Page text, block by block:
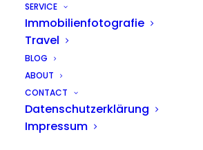
SERVICE
Immobilienfotografie
Travel
BLOG
ABOUT
CONTACT
Datenschutzerklärung
Impressum
Sony A6100